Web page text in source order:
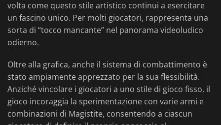
volta come questo stile artistico continui a esercitare
un fascino unico. Per molti giocatori, rappresenta una
sorta di “tocco mancante” nel panorama videoludico
odierno.
Oltre alla grafica, anche il sistema di combattimento è
stato ampiamente apprezzato per la sua flessibilità.
Anziché vincolare i giocatori a uno stile di gioco fisso, il
gioco incoraggia la sperimentazione con varie armi e
combinazioni di Magistite, consentendo a ciascun